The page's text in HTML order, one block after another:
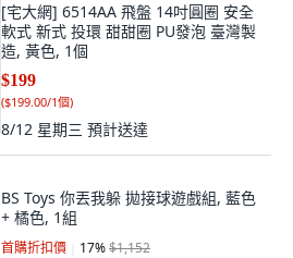
[宅大網] 6514AA 飛盤 14吋圓圈 安全
軟式 新式 投環 甜甜圈 PU發泡 臺灣製
造, 黃色, 1個
$199
($199.00/1個)
8/12 星期三 預計送達
BS Toys 你丟我躲 拋接球遊戲組, 藍色
+ 橘色, 1組
首購折扣價 17%$1,152